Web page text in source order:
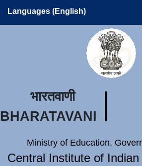
Languages (English)
भारतवाणी
BHARATAVANI
Ministry of Education,
Central Institute of